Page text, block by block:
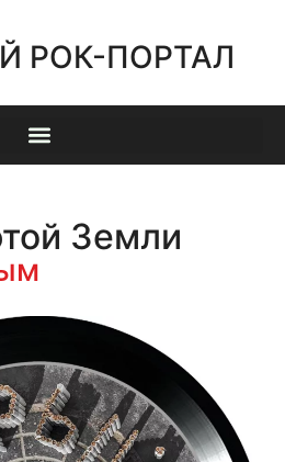
РОК-ПОРТАЛ
Земли